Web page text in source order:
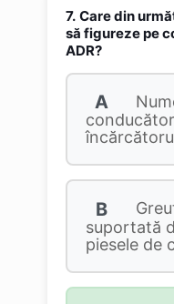
7. Care din
să figureze pe
ADR?
A
B
suportată
piesele de